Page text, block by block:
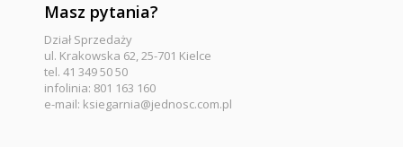
Masz pytania?
Dział Sprzedaży
ul. Krakowska 62, 25-701 Kielce
tel. 41 349 50 50
infolinia: 801 163 160
e-mail: ksiegarnia@jednosc.com.pl